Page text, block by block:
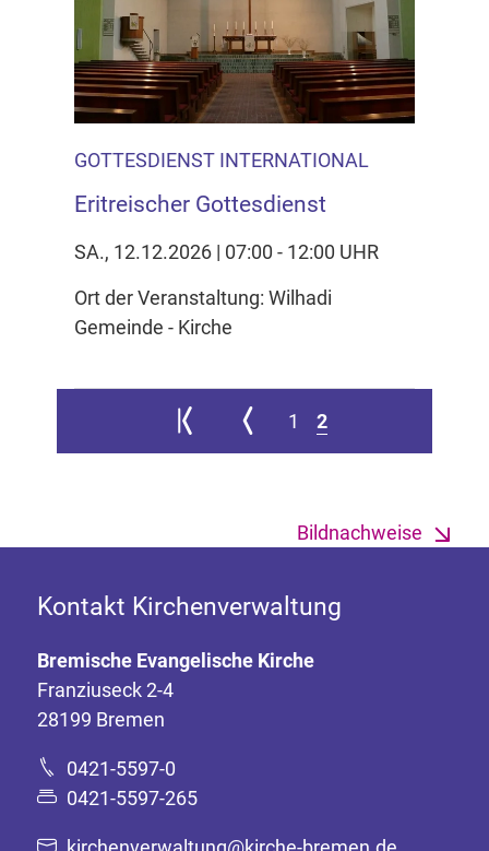
GOTTESDIENST INTERNATIONAL
Eritreischer Gottesdienst
SA., 12.12.2026 | 07:00 - 12:00 UHR
Ort der Veranstaltung: Wilhadi
Gemeinde - Kirche
Zur ersten Seite springen
Zur vorherigen Seite
1 2
Bildnachweise
Kontakt Kirchenverwaltung
Bremische Evangelische Kirche
Franziuseck 2-4
28199 Bremen
0421-5597-0
0421-5597-265